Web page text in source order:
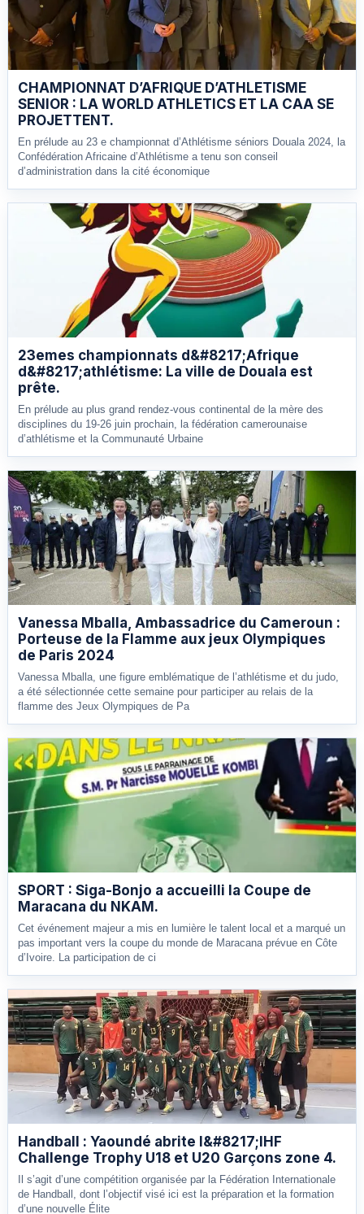
CHAMPIONNAT D’AFRIQUE D’ATHLETISME
SENIOR : LA WORLD ATHLETICS ET LA CAA SE
PROJETTENT.
En prélude au 23 e championnat d’Athlétisme séniors Douala 2024, la
Confédération Africaine d’Athlétisme a tenu son conseil
d’administration dans la cité économique
23emes championnats d&#8217;Afrique
d&#8217;athlétisme: La ville de Douala est
prête.
En prélude au plus grand rendez-vous continental de la mère des
disciplines du 19-26 juin prochain, la fédération camerounaise
d’athlétisme et la Communauté Urbaine
Vanessa Mballa, Ambassadrice du Cameroun :
Porteuse de la Flamme aux jeux Olympiques
de Paris 2024
Vanessa Mballa, une figure emblématique de l’athlétisme et du judo,
a été sélectionnée cette semaine pour participer au relais de la
flamme des Jeux Olympiques de Pa
SPORT : Siga-Bonjo a accueilli la Coupe de
Maracana du NKAM.
Cet événement majeur a mis en lumière le talent local et a marqué un
pas important vers la coupe du monde de Maracana prévue en Côte
d’Ivoire. La participation de ci
Handball : Yaoundé abrite l&#8217;IHF
Challenge Trophy U18 et U20 Garçons zone 4.
Il s’agit d’une compétition organisée par la Fédération Internationale
de Handball, dont l’objectif visé ici est la préparation et la formation
d’une nouvelle Élite